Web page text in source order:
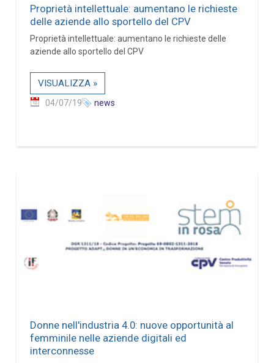
Proprietà intellettuale: aumentano le richieste
delle aziende allo sportello del CPV
Proprietà intellettuale: aumentano le richieste delle
aziende allo sportello del CPV
VISUALIZZA »
04/07/19 news
Donne nell'industria 4.0: nuove opportunità al
femminile nelle aziende digitali ed
interconnesse